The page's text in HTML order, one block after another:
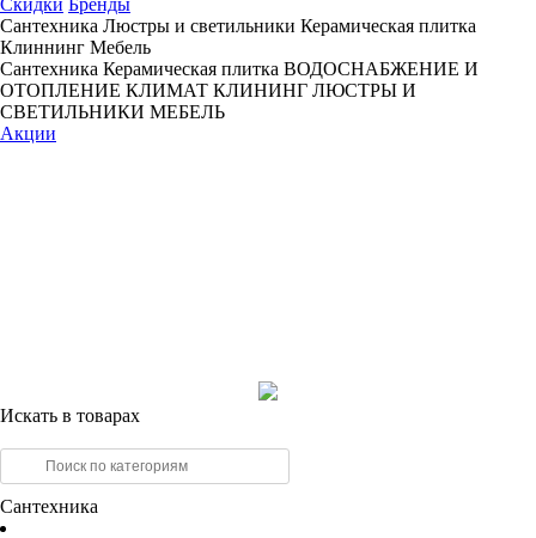
Скидки Бренды
Сантехника Люстры и светильники Керамическая плитка
Клиннинг Мебель
Сантехника Керамическая плитка ВОДОСНАБЖЕНИЕ И
ОТОПЛЕНИЕ КЛИМАТ КЛИНИНГ ЛЮСТРЫ И
СВЕТИЛЬНИКИ МЕБЕЛЬ
Акции
Искать в товарах
Сантехника